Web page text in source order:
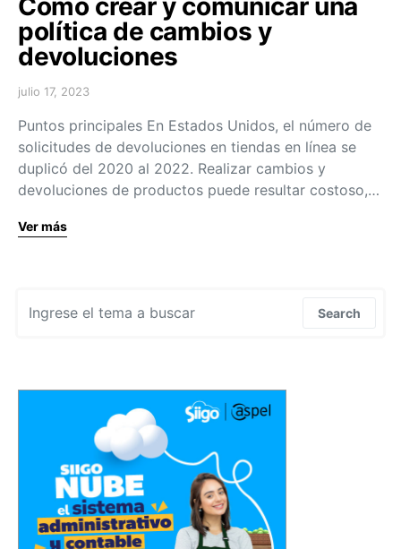
política de cambios y
devoluciones
julio 17, 2023
Puntos principales En Estados Unidos, el número de
solicitudes de devoluciones en tiendas en línea se
duplicó del 2020 al 2022. Realizar cambios y
devoluciones de productos puede resultar costoso,…
Ver más
Search